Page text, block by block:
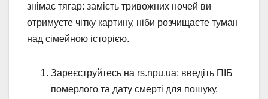
знімає тягар: замість тривожних ночей ви
отримуєте чітку картину, ніби розчищаєте туман
над сімейною історією.
Зареєструйтесь на rs.npu.ua: введіть ПІБ
померлого та дату смерті для пошуку.